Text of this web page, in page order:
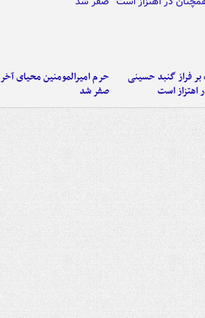
بر فراز گنبد حسینی
اهتزاز است
حرم امیرالمومنین محیای آخر
صفر شد